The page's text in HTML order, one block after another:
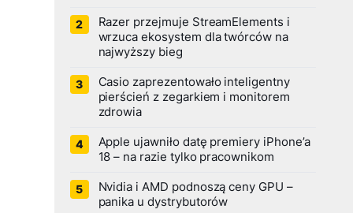
Razer przejmuje StreamElements i
wrzuca ekosystem dla twórców na
najwyższy bieg
Casio zaprezentowało inteligentny
pierścień z zegarkiem i monitorem
zdrowia
Apple ujawniło datę premiery iPhone’a
18 – na razie tylko pracownikom
Nvidia i AMD podnoszą ceny GPU –
panika u dystrybutorów